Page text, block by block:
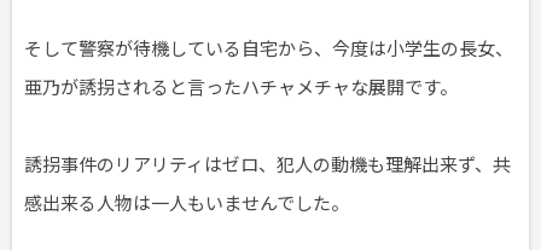
そして警察が待機している自宅から、今度は小学生の長女、
亜乃が誘拐されると言ったハチャメチャな展開です。
誘拐事件のリアリティはゼロ、犯人の動機も理解出来ず、共
感出来る人物は一人もいませんでした。